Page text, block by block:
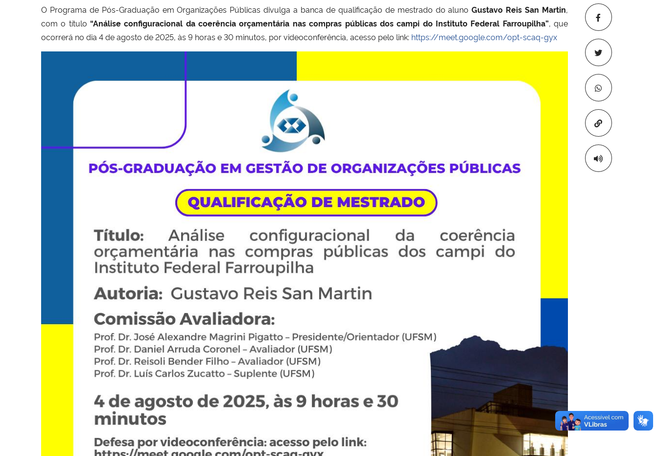
Copiar para
O Programa de Pós-Graduação em Organizações Públicas divulga a banca de qualificação de mestrado do alunoGustavo Reis San Martin,
com o título “Análise configuracional da coerência orçamentária nas compras públicas dos campi do Instituto Federal Farroupilha”, que
ocorrerá no dia 4 de agosto de 2025, às 9 horas e 30 minutos, por videoconferência, acesso pelo link: https://meet.google.com/opt-scaq-gyx